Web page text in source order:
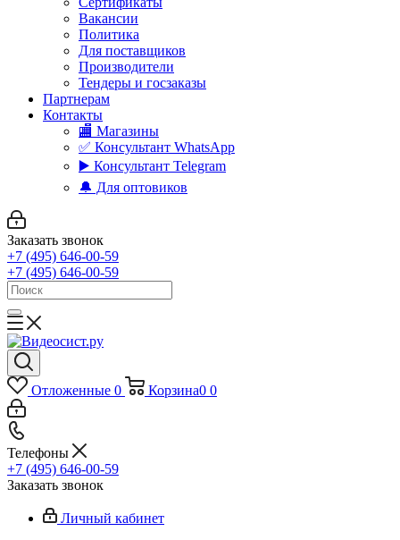
Вакансии
Политика
Для поставщиков
Производители
Тендеры и госзаказы
Партнерам
Контакты
🏬 Магазины
✅️ Консультант WhatsApp
▶️ Консультант Telegram
🔔 Для оптовиков
Заказать звонок
+7 (495) 646-00-59
+7 (495) 646-00-59
Отложенные 0 Корзина0 0
Телефоны
+7 (495) 646-00-59
Заказать звонок
Личный кабинет